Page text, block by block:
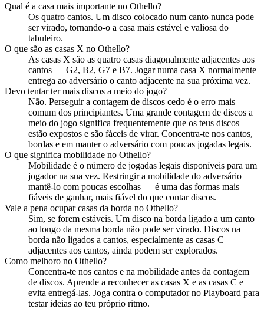
Qual é a casa mais importante no Othello?
Os quatro cantos. Um disco colocado num canto nunca pode
ser virado, tornando-o a casa mais estável e valiosa do
tabuleiro.
O que são as casas X no Othello?
As casas X são as quatro casas diagonalmente adjacentes aos
cantos — G2, B2, G7 e B7. Jogar numa casa X normalmente
entrega ao adversário o canto adjacente na sua próxima vez.
Devo tentar ter mais discos a meio do jogo?
Não. Perseguir a contagem de discos cedo é o erro mais
comum dos principiantes. Uma grande contagem de discos a
meio do jogo significa frequentemente que os teus discos
estão expostos e são fáceis de virar. Concentra-te nos cantos,
bordas e em manter o adversário com poucas jogadas legais.
O que significa mobilidade no Othello?
Mobilidade é o número de jogadas legais disponíveis para um
jogador na sua vez. Restringir a mobilidade do adversário —
mantê-lo com poucas escolhas — é uma das formas mais
fiáveis de ganhar, mais fiável do que contar discos.
Vale a pena ocupar casas da borda no Othello?
Sim, se forem estáveis. Um disco na borda ligado a um canto
ao longo da mesma borda não pode ser virado. Discos na
borda não ligados a cantos, especialmente as casas C
adjacentes aos cantos, ainda podem ser explorados.
Como melhoro no Othello?
Concentra-te nos cantos e na mobilidade antes da contagem
de discos. Aprende a reconhecer as casas X e as casas C e
evita entregá-las. Joga contra o computador no Playboard para
testar ideias ao teu próprio ritmo.